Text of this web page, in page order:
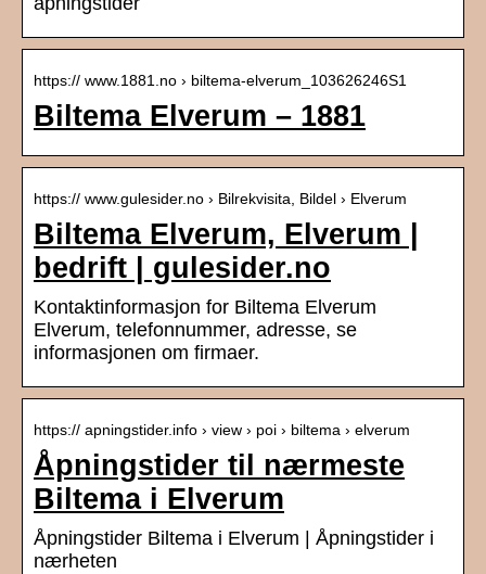
https:// www.1881.no › biltema-elverum_103626246S1
Biltema Elverum – 1881
https:// www.gulesider.no › Bilrekvisita, Bildel › Elverum
Biltema Elverum, Elverum |
bedrift | gulesider.no
Kontaktinformasjon for Biltema Elverum
Elverum, telefonnummer, adresse, se
informasjonen om firmaer.
https:// apningstider.info › view › poi › biltema › elverum
Åpningstider til nærmeste
Biltema i Elverum
Åpningstider Biltema i Elverum | Åpningstider i
nærheten